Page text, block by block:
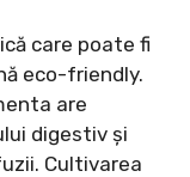
care poate fi
eco-friendly.
are
digestiv și
Cultivarea